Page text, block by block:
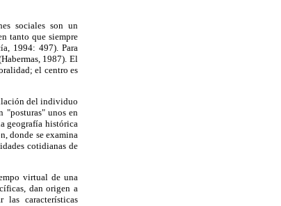
sociales son un
tanto que siempre
1994: 497). Para
1987). El
el centro es
del individuo
"posturas" unos en
geografía histórica
donde se examina
cotidianas de
virtual de una
dan origen a
las características